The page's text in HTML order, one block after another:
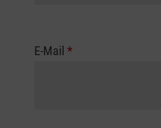
E-Mail *